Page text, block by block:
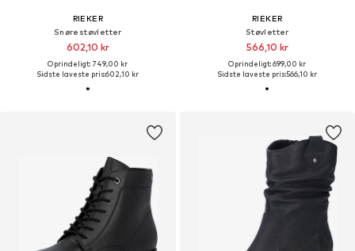
RIEKER
Snørestøvletter
602,10 kr
Oprindeligt: 749,00 kr
Sidste laveste pris:602,10 kr
RIEKER
Støvletter
566,10 kr
Oprindeligt: 699,00 kr
Sidste laveste pris:566,10 kr